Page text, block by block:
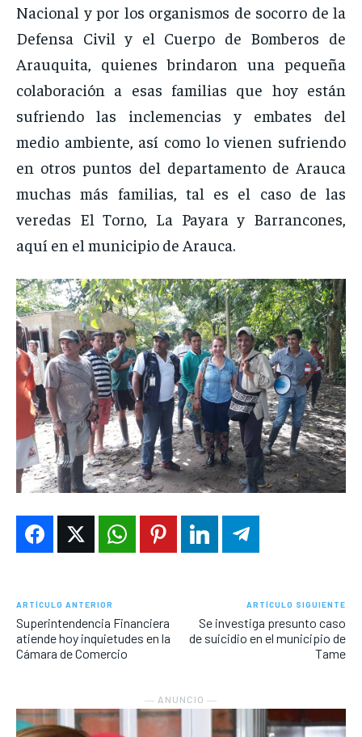
Nacional y por los organismos de socorro de la
Defensa Civil y el Cuerpo de Bomberos de
Arauquita, quienes brindaron una pequeña
colaboración a esas familias que hoy están
sufriendo las inclemencias y embates del
medio ambiente, así como lo vienen sufriendo
en otros puntos del departamento de Arauca
muchas más familias, tal es el caso de las
veredas El Torno, La Payara y Barrancones,
aquí en el municipio de Arauca.
ARTÍCULO ANTERIOR
Superintendencia Financiera
atiende hoy inquietudes en la
Cámara de Comercio
ARTÍCULO SIGUIENTE
Se investiga presunto caso
de suicidio en el municipio de
Tame
― ANUNCIO ―